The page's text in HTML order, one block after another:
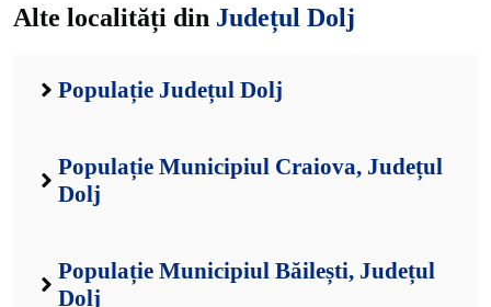
Alte localități din Județul Dolj
Populație Județul Dolj
Populație Municipiul Craiova, Județul
Dolj
Populație Municipiul Băilești, Județul
Dolj